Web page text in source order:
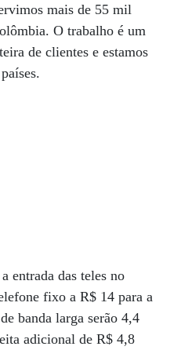
mais de 55 mil
O trabalho é um
de clientes e estamos
entrada das teles no
fixo a R$ 14 para a
banda larga serão 4,4
adicional de R$ 4,8